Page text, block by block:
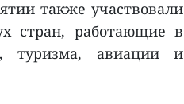
также участвовали
стран, работающие в
туризма, авиации и